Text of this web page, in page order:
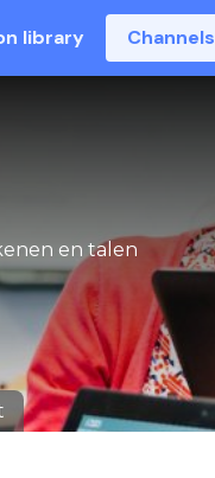
library Channels
en talen